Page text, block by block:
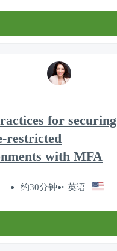
for securing
restricted
with MFA
约30分钟 英语